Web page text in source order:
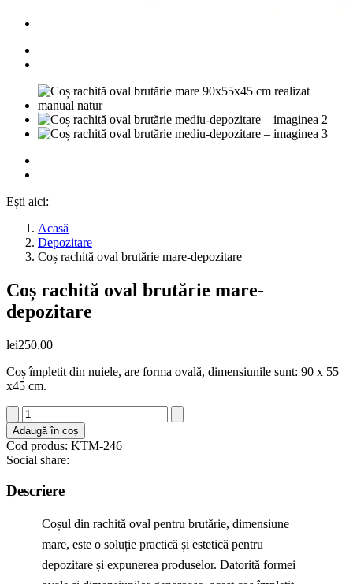
Ești aici:
Acasă
Depozitare
Coș rachită oval brutărie mare-depozitare
Coș rachită oval brutărie mare-
depozitare
lei250.00
Coș împletit din nuiele, are forma ovală, dimensiunile sunt: 90 x 55
x45 cm.
Cantitate
Coș
rachită
oval
brutărie
mare-
depozitare
Adaugă în coș
Cod produs: KTM-246
Social share:
Descriere
Coșul din rachită oval pentru brutărie, dimensiune
mare, este o soluție practică și estetică pentru
depozitare și expunerea produselor. Datorită formei